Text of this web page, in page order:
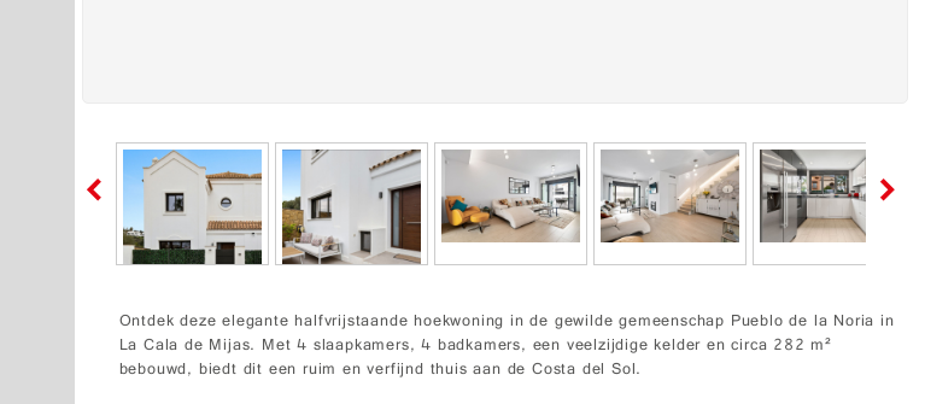
Ontdek deze elegante halfvrijstaande hoekwoning in de gewilde gemeenschap Pueblo de la Noria in
La Cala de Mijas. Met 4 slaapkamers, 4 badkamers, een veelzijdige kelder en circa 282 m²
bebouwd, biedt dit een ruim en verfijnd thuis aan de Costa del Sol.